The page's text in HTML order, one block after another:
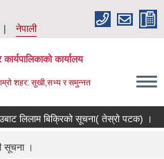
नेपाली
कार्यालय
शहर: सुखी,सभ्य र समुन्नत
लिलाम बिक्रिको सूचना( तेस्रो पटक) ।
सूचना ।